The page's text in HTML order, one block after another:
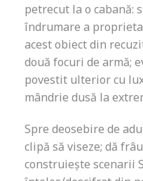
petrecut la o cabană:
îndrumare a
acest obiect din
două focuri de armă;
povestit ulterior cu
mândrie dusă la
Spre deosebire de
clipă să viseze; dă
construiește scenarii